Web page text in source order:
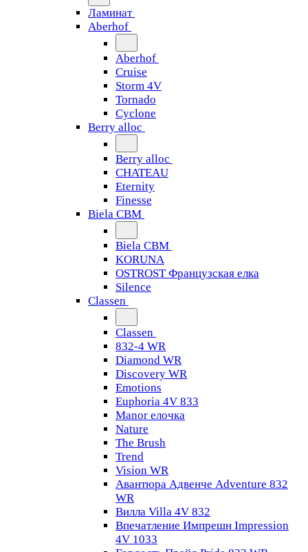
Ламинат
Aberhof
Aberhof
Cruise
Storm 4V
Tornado
Сyclone
Berry alloc
Berry alloc
CHATEAU
Eternity
Finesse
Biela CBM
Biela CBM
KORUNA
OSTROST Французская елка
Silence
Classen
Classen
832-4 WR
Diamond WR
Discovery WR
Emotions
Euphoria 4V 833
Manor елочка
Nature
The Brush
Trend
Vision WR
Авантюра Адвенче Adventure 832
WR
Вилла Villa 4V 832
Впечатление Импрешн Impression
4V 1033